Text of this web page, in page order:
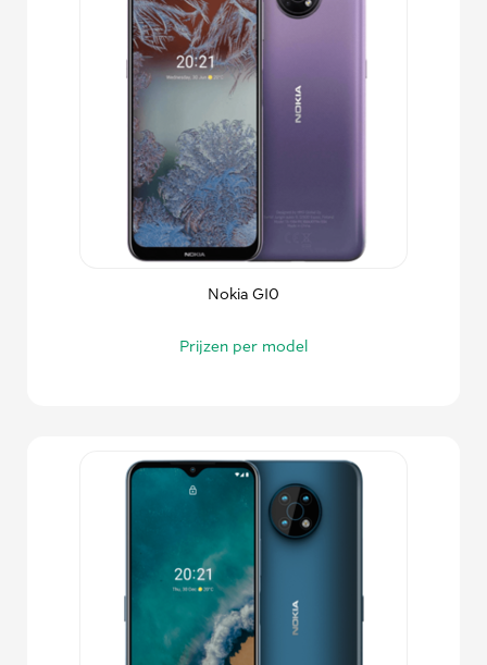
Nokia G10
Prijzen per model